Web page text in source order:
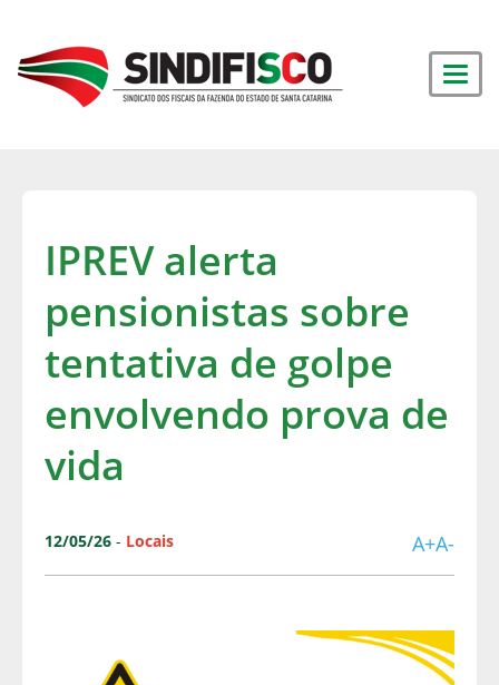
IPREV alerta
pensionistas sobre
tentativa de golpe
envolvendo prova de
vida
12/05/26 - Locais A+A-